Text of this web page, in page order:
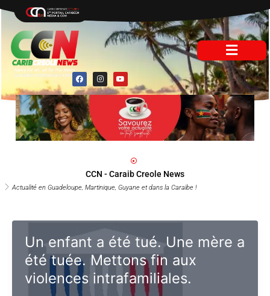
contenu
F
a
c
e
b
o
o
k
I
n
s
t
m
Y
o
u
t
b
e
Actualité en Guadeloupe, Martinique, Guyane et dans la Caraïbe !
CCN - Caraib Creole News
Un enfant a été tué. Une mère
a été tuée. Mettons fin aux
violences intrafamiliales.